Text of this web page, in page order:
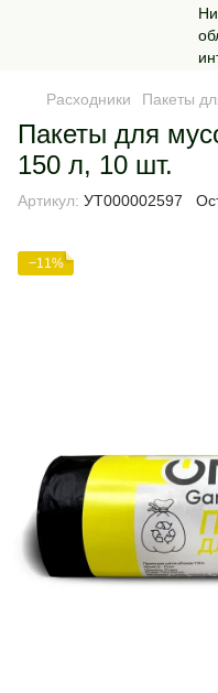
Расходники Пакеты
Пакеты для
150 л, 10 шт.
Артикул: УТ000002597
−11%